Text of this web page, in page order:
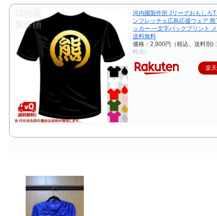
河内國製作所 Jリーグおもしろ
ンフレッチェ広島応援ウェア
ッカー 一文字バックプリント
送料無料
価格：2,900円（税込、送料別)
時点)
楽